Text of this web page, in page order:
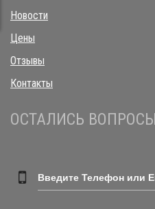
Новости
Цены
Отзывы
Контакты
ОСТАЛИСЬ
Введите Телефон или